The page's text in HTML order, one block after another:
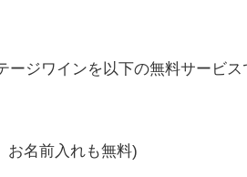
ージワインを以下の無料サービ
お名前入れも無料)